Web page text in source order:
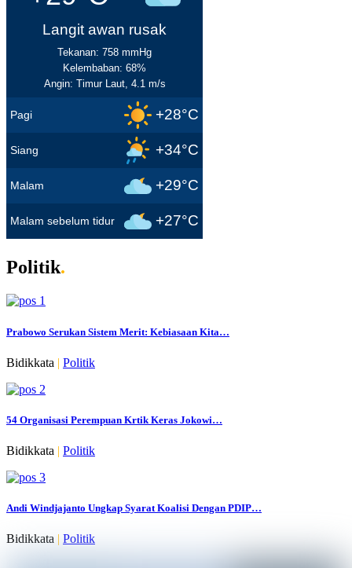
Langit awan rusak
Tekanan: 758 mmHg
Kelembaban: 68%
Angin: Timur Laut, 4.1 m/s
Pagi +28°C
Siang +34°C
Malam +29°C
Malam sebelum tidur +27°C
Politik.
Prabowo Serukan Sistem Merit: Kebiasaan Kita…
Bidikkata | Politik
54 Organisasi Perempuan Krtik Keras Jokowi…
Bidikkata | Politik
Andi Windjajanto Ungkap Syarat Koalisi Dengan PDIP…
Bidikkata | Politik